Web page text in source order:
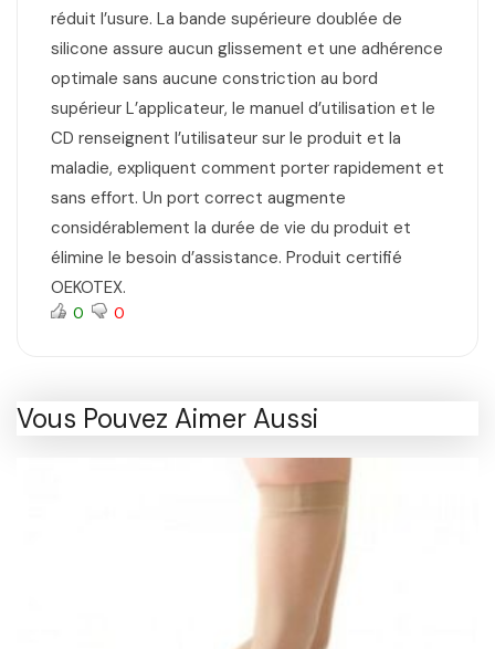
réduit l’usure. La bande supérieure doublée de
silicone assure aucun glissement et une adhérence
optimale sans aucune constriction au bord
supérieur L’applicateur, le manuel d’utilisation et le
CD renseignent l’utilisateur sur le produit et la
maladie, expliquent comment porter rapidement et
sans effort. Un port correct augmente
considérablement la durée de vie du produit et
élimine le besoin d’assistance. Produit certifié
OEKOTEX.
0 0
Vous Pouvez Aimer Aussi